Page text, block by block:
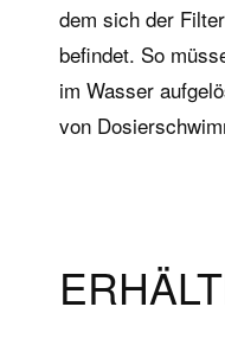
dem sich der
befindet. So
im Wasser
von